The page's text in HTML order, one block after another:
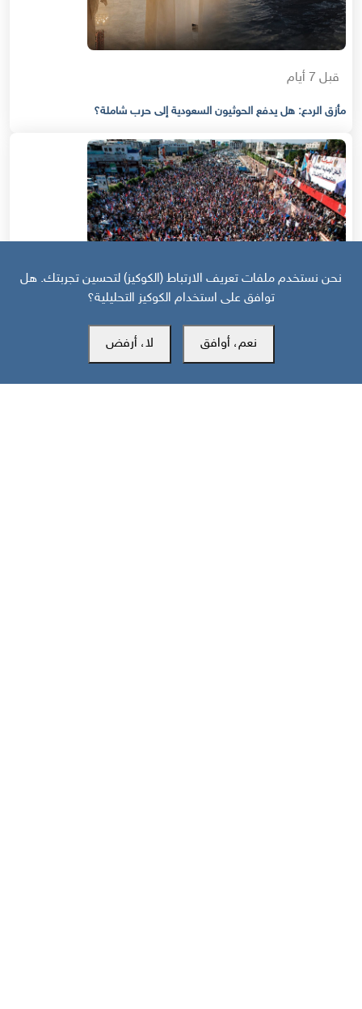
قبل 7 أيام
مأزق الردع: هل يدفع الحوثيون السعودية إلى حرب شاملة؟
نحن نستخدم ملفات تعريف الارتباط (الكوكيز) لتحسين تجربتك. هل
توافق على استخدام الكوكيز التحليلية؟
نعم، أوافق لا، أرفض